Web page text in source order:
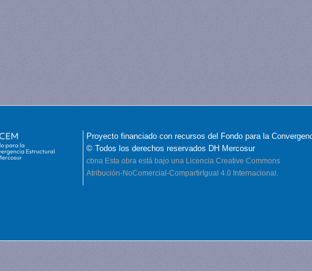
Proyecto financiado con recursos del Fondo para la
© Todos los derechos reservados DH Mercosur
cbna Esta obra está bajo una Licencia Creative Commons
Atribución-NoComercial-CompartirIgual 4.0 Internacional.